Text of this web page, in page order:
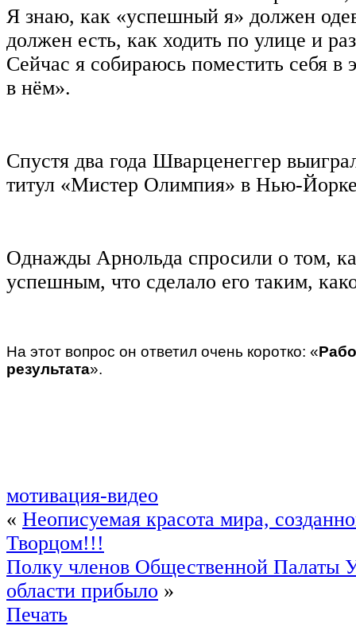
Я знаю, как «успешный я» должен
должен есть, как ходить по улице и
Сейчас я собираюсь поместить себя в
в нём».
Спустя два года Шварценеггер
титул «Мистер Олимпия» в Нью-
Однажды Арнольда спросили о том,
успешным, что сделало его таким,
На этот вопрос он ответил очень коротко: «
результата».
мотивация-видео
« Неописуемая красота мира,
Творцом!!!
Полку членов Общественной Палаты
области прибыло »
Печать